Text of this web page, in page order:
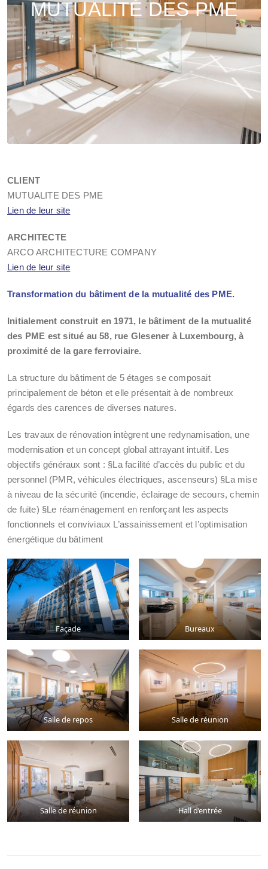
MUTUALITÉ DES PME
CLIENT
MUTUALITE DES PME
Lien de leur site
ARCHITECTE
ARCO ARCHITECTURE COMPANY
Lien de leur site
Transformation du bâtiment de la mutualité des PME.
Initialement construit en 1971, le bâtiment de la mutualité
des PME est situé au 58, rue Glesener à Luxembourg, à
proximité de la gare ferroviaire.
La structure du bâtiment de 5 étages se composait
principalement de béton et elle présentait à de nombreux
égards des carences de diverses natures.
Les travaux de rénovation intègrent une redynamisation, une
modernisation et un concept global attrayant intuitif. Les
objectifs généraux sont : §La facilité d’accès du public et du
personnel (PMR, véhicules électriques, ascenseurs) §La mise
à niveau de la sécurité (incendie, éclairage de secours, chemin
de fuite) §Le réaménagement en renforçant les aspects
fonctionnels et conviviaux L’assainissement et l’optimisation
énergétique du bâtiment
Façade Bureaux
Salle de repos Salle de réunion
Salle de réunion Hall d’entrée